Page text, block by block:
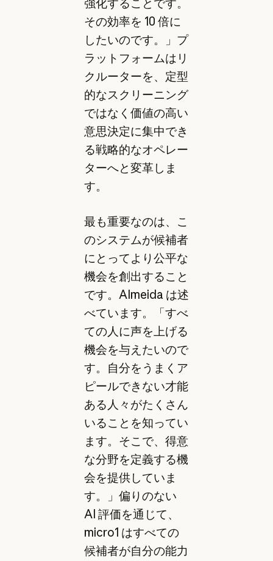
その効率を 10 倍に
したいのです。」プ
ラットフォームはリ
クルーターを、定型
的なスクリーニング
ではなく価値の高い
意思決定に集中でき
る戦略的なオペレー
ターへと変革しま
す。
最も重要なのは、こ
のシステムが候補者
にとってより公平な
機会を創出すること
です。Almeida は述
べています。「すべ
ての人に声を上げる
機会を与えたいので
す。自分をうまくア
ピールできない才能
ある人々がたくさん
いることを知ってい
ます。そこで、得意
な分野を定義する機
会を提供していま
す。」偏りのない
AI 評価を通じて、
micro1 はすべての
候補者が自分の能力